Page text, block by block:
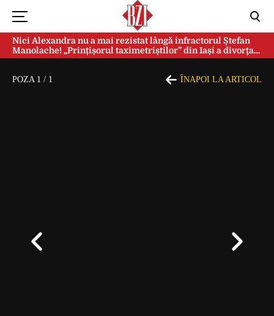
Nici Alexandra nu a mai rezistat lângă infractorul Ștefan
Manolache! „Prințișorul taximetriștilor” din Iași a divorţat
după doi ani de căsnicie
POZA 1 / 1 ÎNAPOI LA ARTICOL